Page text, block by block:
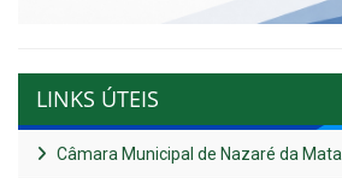
LINKS ÚTEIS
Câmara Municipal de Nazaré da Mata